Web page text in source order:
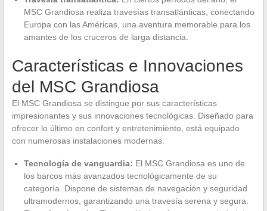
MSC Grandiosa realiza travesías transatlánticas, conectando
Europa con las Américas, una aventura memorable para los
amantes de los cruceros de larga distancia.
Características e Innovaciones
del MSC Grandiosa
El MSC Grandiosa se distingue por sus características
impresionantes y sus innovaciones tecnológicas. Diseñado para
ofrecer lo último en confort y entretenimiento, está equipado
con numerosas instalaciones modernas.
Tecnología de vanguardia: El MSC Grandiosa es uno de
los barcos más avanzados tecnológicamente de su
categoría. Dispone de sistemas de navegación y seguridad
ultramodernos, garantizando una travesía serena y segura.